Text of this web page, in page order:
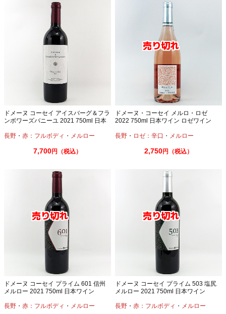
ドメーヌ コーセイ アイスバーグ＆フラ
ンボワーズバニーユ 2021 750ml 日本
長野 ・ 赤：フルボディ ・ メルロー
7,700円（税込）
ドメーヌ・コーセイ メルロ・ロゼ
2022 750ml 日本ワイン ロゼワイン
長野 ・ ロゼ：辛口 ・ メルロー
2,750円（税込）
ドメーヌ コーセイ プライム 601 信州
メルロー 2021 750ml 日本ワイン
長野 ・ 赤：フルボディ ・ メルロー
ドメーヌ コーセイ プライム 503 塩尻
メルロー 2021 750ml 日本ワイン
長野 ・赤：フルボディ ・ メルロー